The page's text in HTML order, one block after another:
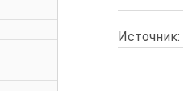
Источник: